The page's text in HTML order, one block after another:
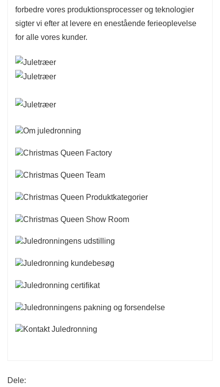
forbedre vores produktionsprocesser og teknologier
sigter vi efter at levere en enestående ferieoplevelse
for alle vores kunder.
Dele: